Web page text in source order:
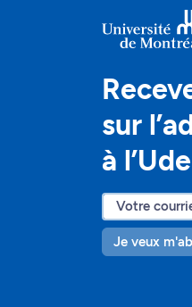
sur
à
Je veux